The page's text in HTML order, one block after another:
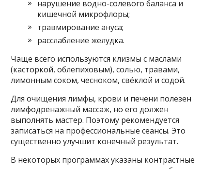
нарушение водно-солевого баланса и
кишечной микрофлоры;
травмирование ануса;
расслабление желудка.
Чаще всего используются клизмы с маслами
(касторкой, облепиховым), солью, травами,
лимонным соком, чесноком, свёклой и содой.
Для очищения лимфы, крови и печени полезен
лимфодренажный массаж, но его должен
выполнять мастер. Поэтому рекомендуется
записаться на профессиональные сеансы. Это
существенно улучшит конечный результат.
В некоторых программах указаны контрастные